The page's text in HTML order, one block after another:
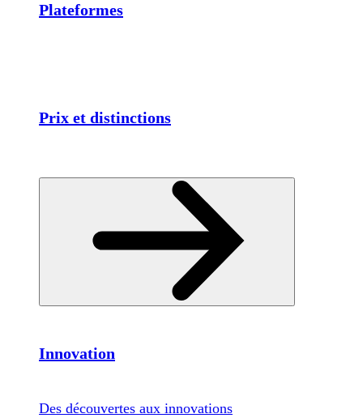
Plateformes
Prix et distinctions
Innovation
Des découvertes aux innovations